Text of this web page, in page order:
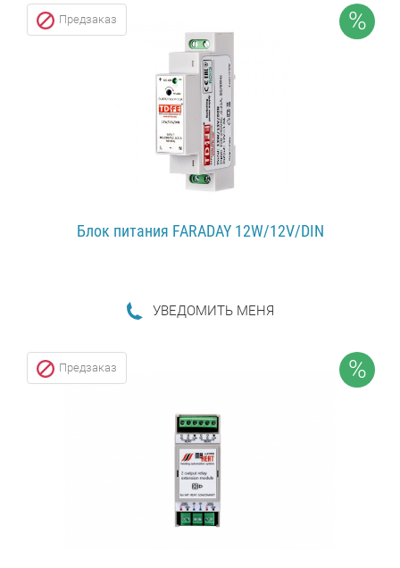
%
Предзаказ
Блок питания FARADAY 12W/12V/DIN
УВЕДОМИТЬ МЕНЯ
%
Предзаказ